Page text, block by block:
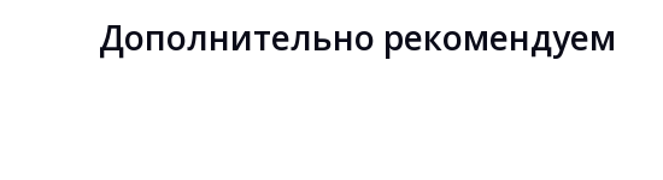
Дополнительно рекомендуем